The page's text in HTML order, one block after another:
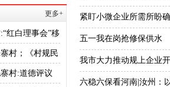
更多+
红白理事会”移
村；《村规民
序推进的坚实
村:道德评议
紧盯小微企业所需所盼
五一我在岗抢修保供水
我市大力推动规上企业
六稳六保看河南|汝州：